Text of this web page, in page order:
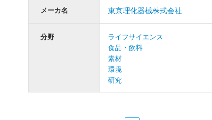
メーカ名 東京理化器械株式会社
分野
ライフサイエンス
食品・飲料
素材
環境
研究